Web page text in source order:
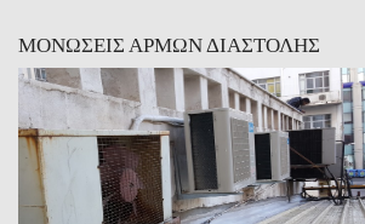
ΜΟΝΩΣΕΙΣ ΑΡΜΩΝ ΔΙΑΣΤΟΛΗΣ